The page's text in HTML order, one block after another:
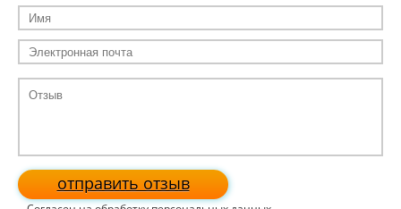
отправить отзыв